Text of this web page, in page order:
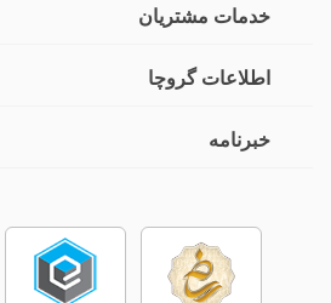
خدمات مشتریان
اطلاعات گروچا
خبرنامه